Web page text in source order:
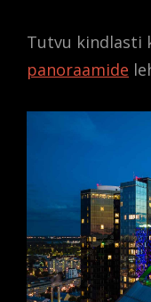
Tutvu kindlasti
panoraamide